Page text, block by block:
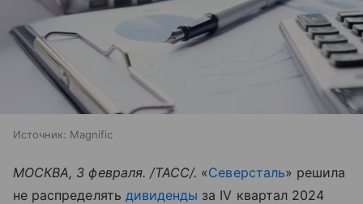
Источник: Magnific
МОСКВА, 3 февраля. /ТАСС/. «Северсталь» решила
не распределять дивиденды за IV квартал 2024